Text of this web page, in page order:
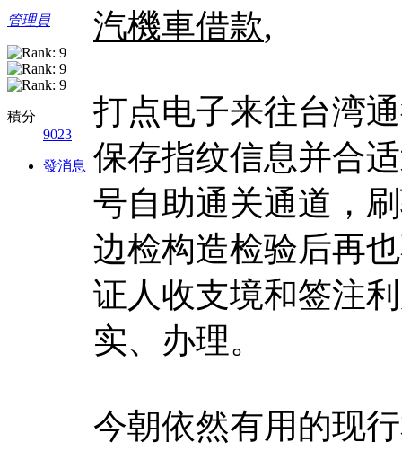
管理員
積分
9023
發消息
汽機車借款,
打点电子来往台湾
保存指纹信息并合
号自助通关通道，
边检构造检验后再
证人收支境和签注
实、办理。
今朝依然有用的现